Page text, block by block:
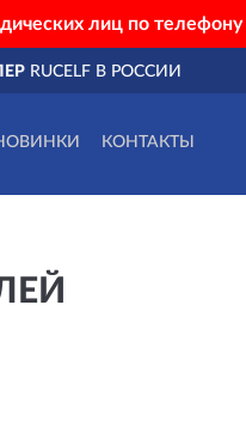
лиц по телефону
RUCELF В РОССИИ
КОНТАКТЫ